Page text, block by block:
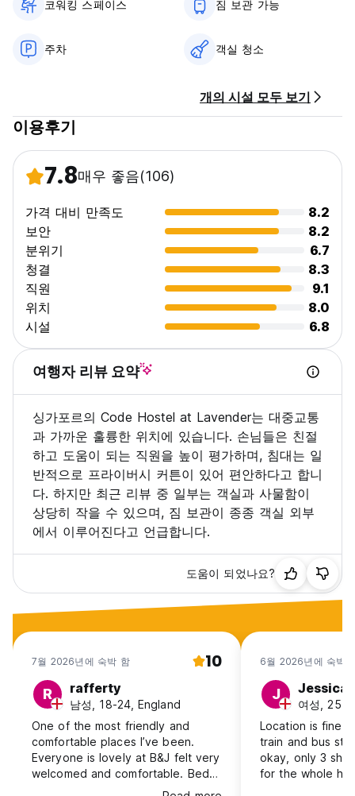
예약을 보장하기 위해 온라인으로 예약이 완료되면 사전 승인이
경우 전체 잔액이 청구됩니다.
연령 제한은 없지만 어린이는 부모/보호자와 함께 개인실을 예약
해야 합니다.
어 있습니다. (Auto-translated from original language)
코워킹 스페이스 짐 보관 가능
주차 객실 청소
개의 시설 모두 보기
이용후기
7.8매우 좋음(106)
가격 대비 만족도
8.2
보안
8.2
분위기
6.7
청결
8.3
직원
9.1
위치
8.0
시설
6.8
여행자 리뷰 요약
싱가포르의 Code Hostel at Lavender는 대중교통
과 가까운 훌륭한 위치에 있습니다. 손님들은 친절
하고 도움이 되는 직원을 높이 평가하며, 침대는 일
반적으로 프라이버시 커튼이 있어 편안하다고 합니
다. 하지만 최근 리뷰 중 일부는 객실과 사물함이
상당히 작을 수 있으며, 짐 보관이 종종 객실 외부
에서 이루어진다고 언급합니다.
도움이 되었나요?
7월 2026년에 숙박 함 10
R rafferty
남성, 18-24, England
One of the most friendly and
comfortable places I’ve been.
Everyone is lovely at B&J felt very
welcomed and comfortable. Beds
were comfortable and clean and
6월 2026년에 숙박
J Jessica
여성, 25-
Location is fine
train and bus
okay, only 3
for the whole